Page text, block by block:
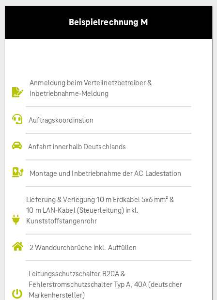
Beispielrechnung M
Anmeldung beim Verteilnetzbetreiber &
Inbetriebnahme-Meldung
Auftragskoordination
Anfahrt innerhalb Deutschlands
Montage und Inbetriebnahme der AC Ladestation
Lieferung & Verlegung 10 m Erdkabel 5x6 mm² &
10 m LAN-Kabel (Steuerleitung) inkl.
Kunststoffstangenrohr
2 Wanddurchbrüche inkl. Auffüllen
Leitungsschutzschalter B20A &
Fehlerstromschutzschalter Typ A, 40A (deutscher
Markenhersteller)